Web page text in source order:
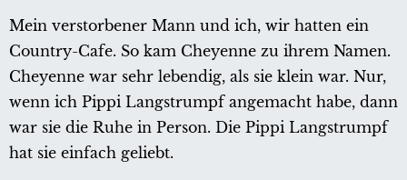
Mein verstorbener Mann und ich, wir hatten ein
Country-Cafe. So kam Cheyenne zu ihrem Namen.
Cheyenne war sehr lebendig, als sie klein war. Nur,
wenn ich Pippi Langstrumpf angemacht habe, dann
war sie die Ruhe in Person. Die Pippi Langstrumpf
hat sie einfach geliebt.